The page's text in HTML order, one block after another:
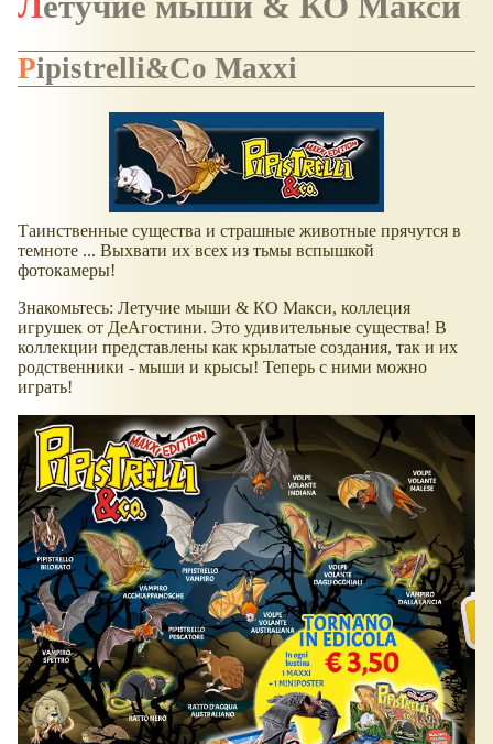
Pipistrelli&Co Maxxi
Таинственные существа и страшные животные прячутся в
темноте ... Выхвати их всех из тьмы вспышкой
фотокамеры!
Знакомьтесь: Летучие мыши & КО Макси, коллеция
игрушек от ДеАгостини. Это удивительные существа! В
коллекции представлены как крылатые создания, так и их
родственники - мыши и крысы! Теперь с ними можно
играть!